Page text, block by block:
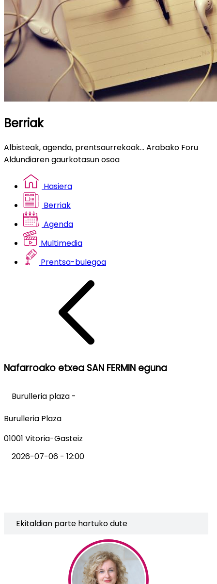
Berriak
Albisteak, agenda, prentsaurrekoak... Arabako Foru
Aldundiaren gaurkotasun osoa
Hasiera
Berriak
Agenda
Multimedia
Prentsa-bulegoa
Nafarroako etxea SAN FERMIN eguna
Burulleria plaza -
Burulleria Plaza
01001 Vitoria-Gasteiz
2026-07-06 - 12:00
Ekitaldian parte hartuko dute